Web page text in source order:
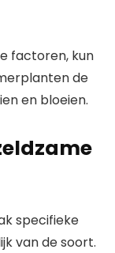
factoren, kun
de
en bloeien.
specifieke
van de soort.